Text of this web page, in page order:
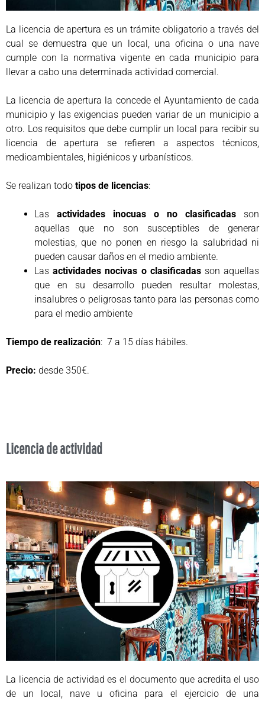
La licencia de apertura es un trámite obligatorio a través del
cual se demuestra que un local, una oficina o una nave
cumple con la normativa vigente en cada municipio para
llevar a cabo una determinada actividad comercial.
La licencia de apertura la concede el Ayuntamiento de cada
municipio y las exigencias pueden variar de un municipio a
otro. Los requisitos que debe cumplir un local para recibir su
licencia de apertura se refieren a aspectos técnicos,
medioambientales, higiénicos y urbanísticos.
Se realizan todo tipos de licencias:
Las actividades inocuas o no clasificadas son
aquellas que no son susceptibles de generar
molestias, que no ponen en riesgo la salubridad ni
pueden causar daños en el medio ambiente.
Lasactividades nocivas o clasificadasson aquellas
que en su desarrollo pueden resultar molestas,
insalubres o peligrosas tanto para las personas como
para el medio ambiente
Tiempo de realización: 7 a 15 días hábiles.
Precio: desde 350€.
Licencia de actividad
La licencia de actividad es el documento que acredita el uso
de un local, nave u oficina para el ejercicio de una